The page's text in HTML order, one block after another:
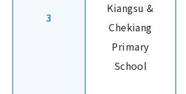
3
Kiangsu &
Chekiang
Primary
School